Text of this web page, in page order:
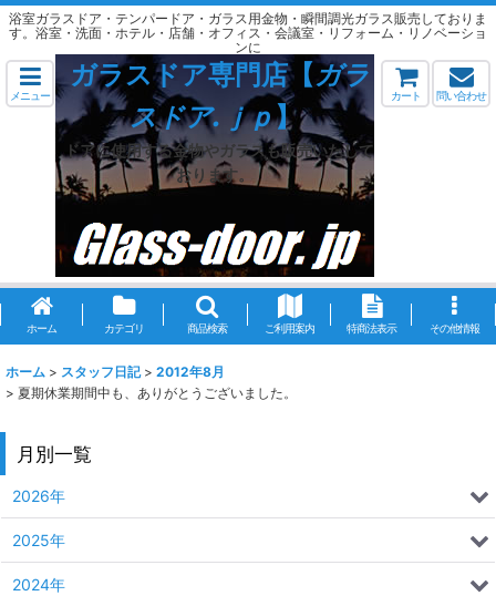
浴室ガラスドア・テンパードア・ガラス用金物・瞬間調光ガラス販売しておりま
す。浴室・洗面・ホテル・店舗・オフィス・会議室・リフォーム・リノベーショ
ンに
メニュー
ガラスドア専門店【ガラ
スドア.ｊｐ】
ドアに使用する金物やガラスも販売いたして
おります。
カート 問い合わせ
ホーム カテゴリ 商品検索 ご利用案内 特商法表示 その他情報
ホーム > スタッフ日記 > 2012年8月
> 夏期休業期間中も、ありがとうございました。
月別一覧
2026年
2025年
2024年